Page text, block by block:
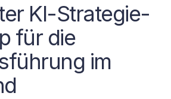
KI-Strategie-
für die
im